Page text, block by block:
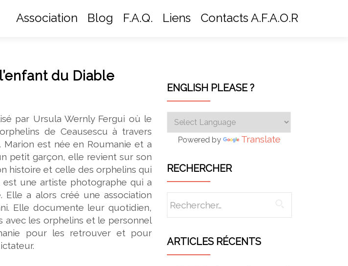
Association Blog F.A.Q. Liens Contacts A.F.A.O.R
du Diable
par Ursula Wernly Fergui où le
de Ceausescu à travers
Marion est née en Roumanie et a
petit garçon, elle revient sur son
histoire et celle des orphelins qui
est une artiste photographe qui a
a alors créé une association
Elle documente leur quotidien,
avec les orphelins et le personnel
pour les retrouver et pour
ENGLISH PLEASE ?
Powered by Translate
RECHERCHER
ARTICLES RÉCENTS